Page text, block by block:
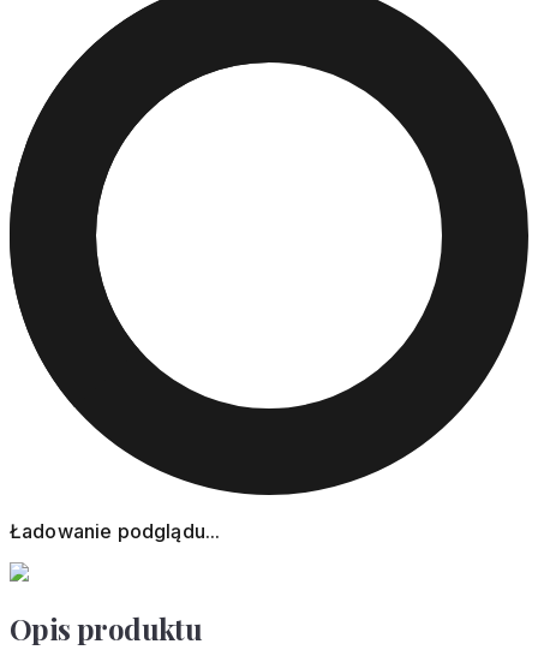
Ładowanie podglądu...
Opis produktu